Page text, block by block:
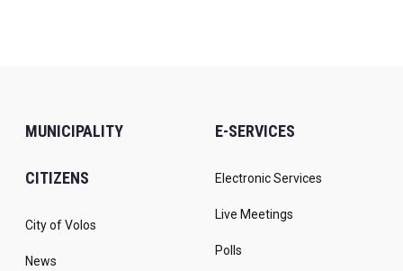
MUNICIPALITY
CITIZENS
City of Volos
News
E-SERVICES
Electronic Services
Live Meetings
Polls